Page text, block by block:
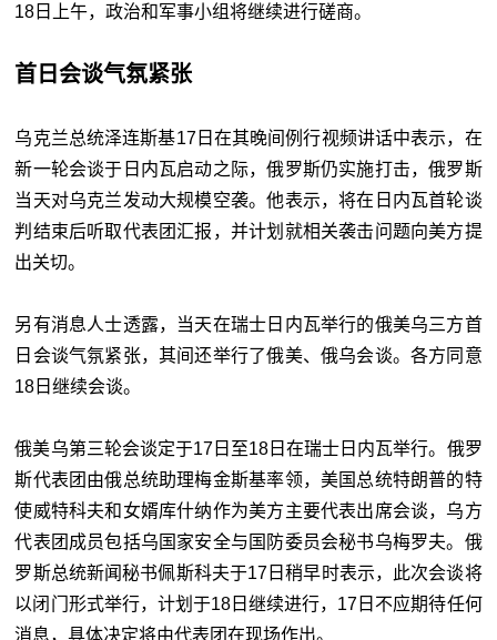
18日上午，政治和军事小组将继续进行磋商。
首日会谈气氛紧张
乌克兰总统泽连斯基17日在其晚间例行视频讲话中表示，在
新一轮会谈于日内瓦启动之际，俄罗斯仍实施打击，俄罗斯
当天对乌克兰发动大规模空袭。他表示，将在日内瓦首轮谈
判结束后听取代表团汇报，并计划就相关袭击问题向美方提
出关切。
另有消息人士透露，当天在瑞士日内瓦举行的俄美乌三方首
日会谈气氛紧张，其间还举行了俄美、俄乌会谈。各方同意
18日继续会谈。
俄美乌第三轮会谈定于17日至18日在瑞士日内瓦举行。俄罗
斯代表团由俄总统助理梅金斯基率领，美国总统特朗普的特
使威特科夫和女婿库什纳作为美方主要代表出席会谈，乌方
代表团成员包括乌国家安全与国防委员会秘书乌梅罗夫。俄
罗斯总统新闻秘书佩斯科夫于17日稍早时表示，此次会谈将
以闭门形式举行，计划于18日继续进行，17日不应期待任何
消息，具体决定将由代表团在现场作出。